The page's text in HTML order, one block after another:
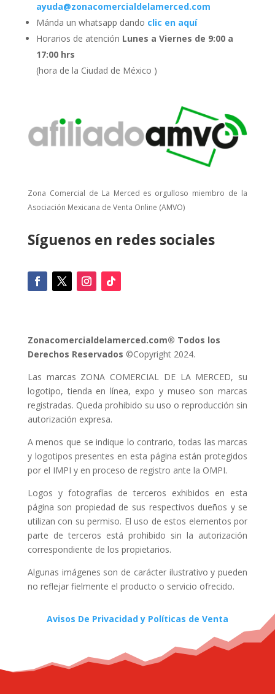
ayuda@zonacomercialdelamerced.com
Mánda un whatsapp dando clic en aquí
Horarios de atención Lunes a Viernes de 9:00 a
17:00 hrs
(hora de la Ciudad de México )
Zona Comercial de La Merced es orgulloso miembro de la
Asociación Mexicana de Venta Online (AMVO)
Síguenos en redes sociales
Zonacomercialdelamerced.com® Todos los
Derechos Reservados ©Copyright 2024.
Las marcas ZONA COMERCIAL DE LA MERCED, su
logotipo, tienda en línea, expo y museo son marcas
registradas. Queda prohibido su uso o reproducción sin
autorización expresa.
A menos que se indique lo contrario, todas las marcas
y logotipos presentes en esta página están protegidos
por el IMPI y en proceso de registro ante la OMPI.
Logos y fotografías de terceros exhibidos en esta
página son propiedad de sus respectivos dueños y se
utilizan con su permiso. El uso de estos elementos por
parte de terceros está prohibido sin la autorización
correspondiente de los propietarios.
Algunas imágenes son de carácter ilustrativo y pueden
no reflejar fielmente el producto o servicio ofrecido.
Avisos De Privacidad y Políticas de Venta